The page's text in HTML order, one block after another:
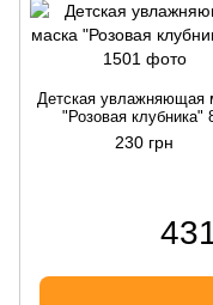
Детская увлажняющая
"Розовая клубника"
230 грн